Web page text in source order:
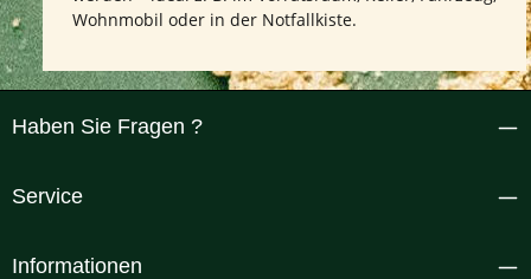
Wohnmobil oder in der Notfallkiste.
Haben Sie Fragen ?
Service
Informationen